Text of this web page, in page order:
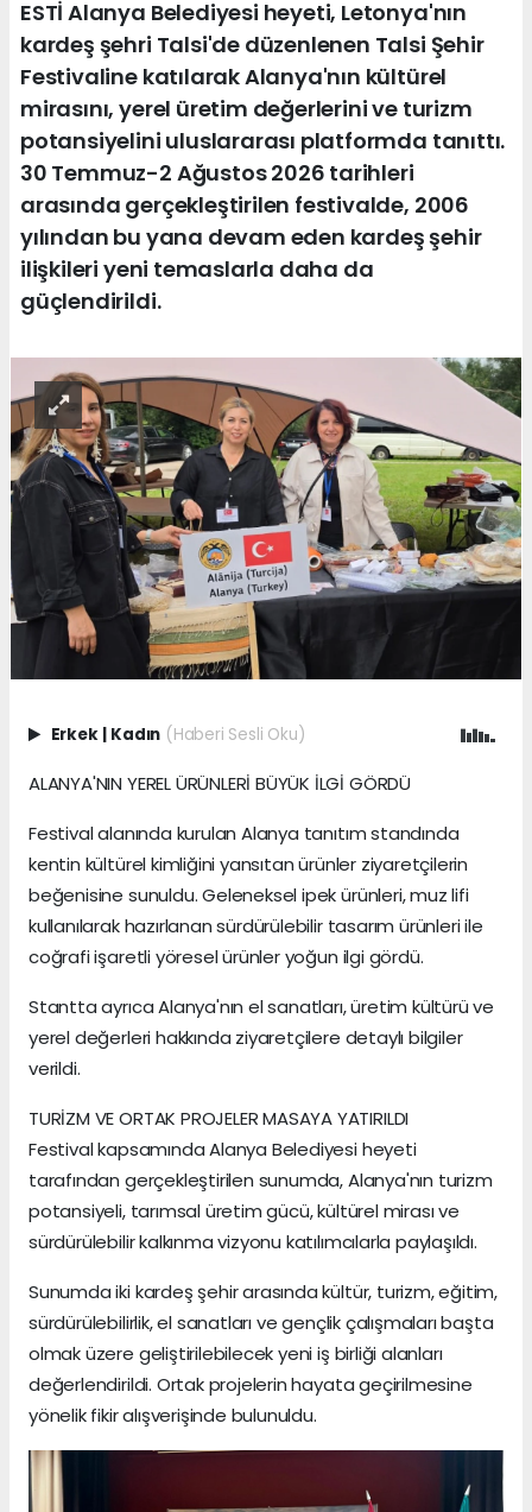
ESTİ Alanya Belediyesi heyeti, Letonya'nın
kardeş şehri Talsi'de düzenlenen Talsi Şehir
Festivaline katılarak Alanya'nın kültürel
mirasını, yerel üretim değerlerini ve turizm
potansiyelini uluslararası platformda tanıttı.
30 Temmuz-2 Ağustos 2026 tarihleri
arasında gerçekleştirilen festivalde, 2006
yılından bu yana devam eden kardeş şehir
ilişkileri yeni temaslarla daha da
güçlendirildi.
Erkek Kadın (Haberi Sesli Oku)
ALANYA'NIN YEREL ÜRÜNLERİ BÜYÜK İLGİ GÖRDÜ
Festival alanında kurulan Alanya tanıtım standında
kentin kültürel kimliğini yansıtan ürünler ziyaretçilerin
beğenisine sunuldu. Geleneksel ipek ürünleri, muz lifi
kullanılarak hazırlanan sürdürülebilir tasarım ürünleri ile
coğrafi işaretli yöresel ürünler yoğun ilgi gördü.
Stantta ayrıca Alanya'nın el sanatları, üretim kültürü ve
yerel değerleri hakkında ziyaretçilere detaylı bilgiler
verildi.
TURİZM VE ORTAK PROJELER MASAYA YATIRILDI
Festival kapsamında Alanya Belediyesi heyeti
tarafından gerçekleştirilen sunumda, Alanya'nın turizm
potansiyeli, tarımsal üretim gücü, kültürel mirası ve
sürdürülebilir kalkınma vizyonu katılımcılarla paylaşıldı.
Sunumda iki kardeş şehir arasında kültür, turizm, eğitim,
sürdürülebilirlik, el sanatları ve gençlik çalışmaları başta
olmak üzere geliştirilebilecek yeni iş birliği alanları
değerlendirildi. Ortak projelerin hayata geçirilmesine
yönelik fikir alışverişinde bulunuldu.